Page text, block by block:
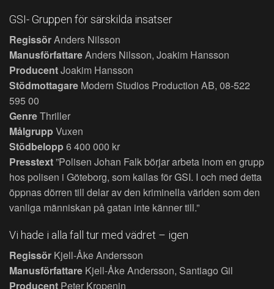
GSI- Gruppen för särskilda insatser
RegissörAnders Nilsson
ManusförfattareAnders Nilsson, Joakim Hansson
ProducentJoakim Hansson
Stödmottagare Modern Studios Production AB, 08-522
595 00
GenreThriller
MålgruppVuxen
Stödbelopp6 400 000 kr
Presstext”Polisen Johan Falk börjar arbeta inom en grupp
hos polisen i Göteborg, som kallas för GSI. I och med detta
öppnas dörren till delar av den kriminella världen som den
vanliga människan på gatan inte känner till.”
Vi hade i alla fall tur med vädret – igen
Regissör Kjell-Åke Andersson
Manusförfattare Kjell-Åke Andersson, Santiago Gil
Producent Peter Kropenin